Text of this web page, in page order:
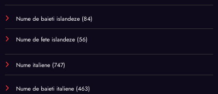
Nume de baieti islandeze (84)
Nume de fete islandeze (56)
Nume italiene (747)
Nume de baieti italiene (463)